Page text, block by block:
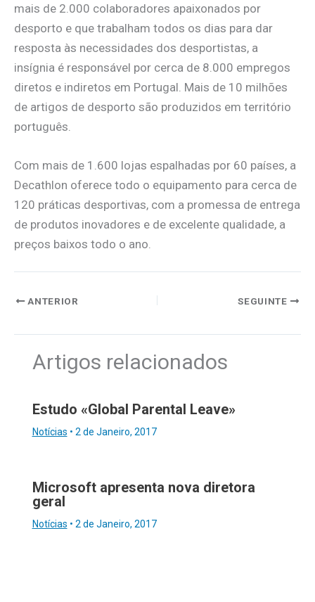
mais de 2.000 colaboradores apaixonados por
desporto e que trabalham todos os dias para dar
resposta às necessidades dos desportistas, a
insígnia é responsável por cerca de 8.000 empregos
diretos e indiretos em Portugal. Mais de 10 milhões
de artigos de desporto são produzidos em território
português.
Com mais de 1.600 lojas espalhadas por 60 países, a
Decathlon oferece todo o equipamento para cerca de
120 práticas desportivas, com a promessa de entrega
de produtos inovadores e de excelente qualidade, a
preços baixos todo o ano.
ANTERIOR SEGUINTE
Artigos relacionados
Estudo «Global Parental Leave»
Notícias • 2 de Janeiro, 2017
Microsoft apresenta nova diretora
geral
Notícias • 2 de Janeiro, 2017